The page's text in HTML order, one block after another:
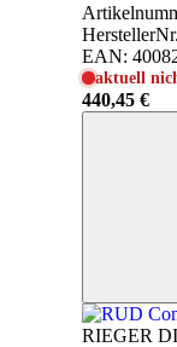
EAN:
aktuell
440,45 €
RIEGER